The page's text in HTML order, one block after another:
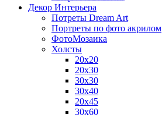
Декор Интерьера
Потреты Dream Art
Портреты по фото акрилом
ФотоМозаика
Холсты
20х20
20х30
30х30
30х40
20х45
30х60